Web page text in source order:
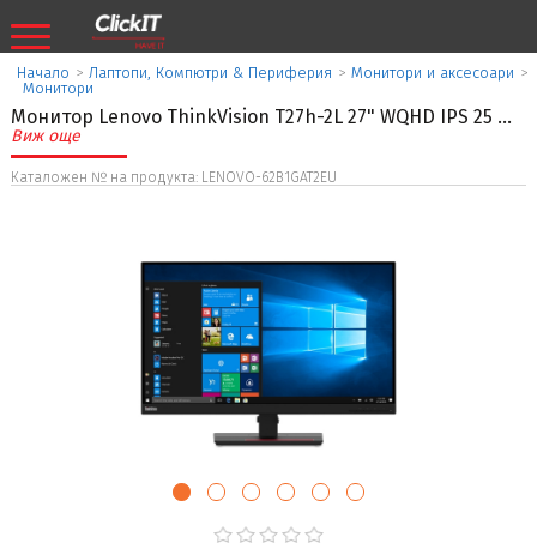
Начало > Лаптопи, Компютри & Периферия > Монитори и аксесоари >
Монитори
Монитор Lenovo ThinkVision T27h-2L 27" WQHD IPS 25 ...
Виж още
Каталожен № на продукта: LENOVO-62B1GAT2EU